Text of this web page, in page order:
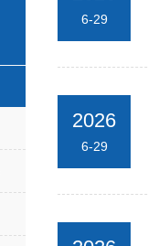
6-29
2026
6-29